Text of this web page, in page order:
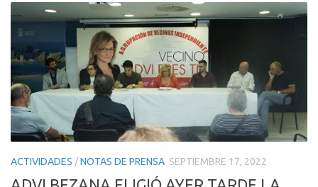
ACTIVIDADES /NOTAS DE PRENSA SEPTIEMBRE 17, 2022